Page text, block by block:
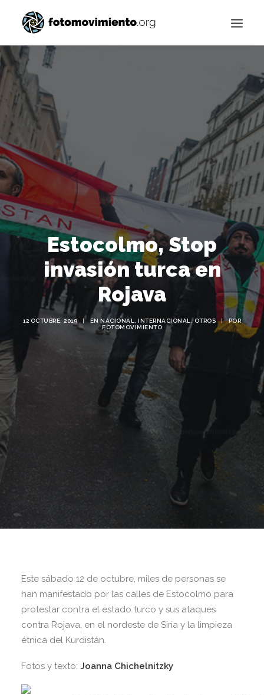
Buscar
Estocolmo, Stop
invasión turca en
Rojava
12 OCTUBRE, 2019 | EN NACIONAL INTERNACIONAL ,OTROS |
POR
FOTOMOVIMIENTO
Este sábado 12 de octubre, miles de personas se
han manifestado por las calles de Estocolmo para
protestar contra el estado turco y sus ataques
contra Rojava, en el nordeste de Siria y la limpieza
étnica del Kurdistán.
Fotos y texto: Joanna Chichelnitzky